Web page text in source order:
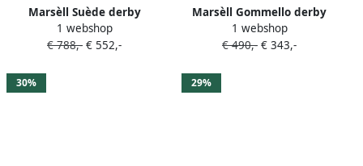
Marsèll Suède derby
schoenen met chunky zool
Beige
1 webshop
€ 788,- € 552,-
Marsèll Gommello derby
schoenen Beige
1 webshop
€ 490,- € 343,-
30% 29%